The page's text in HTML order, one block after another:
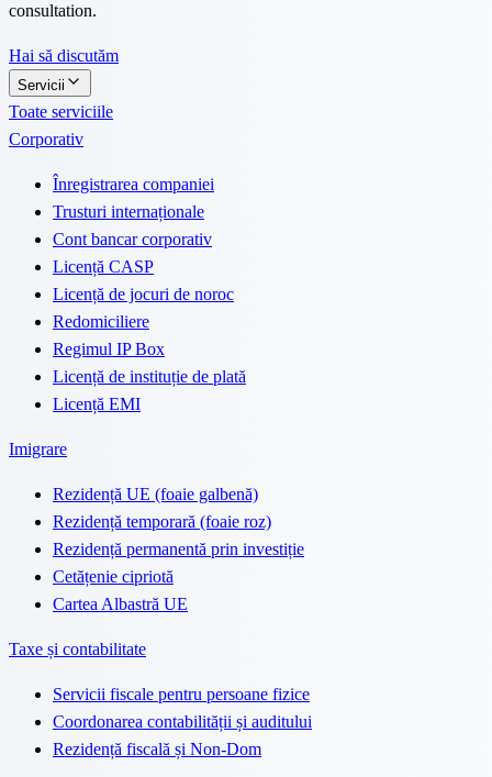
consultation.
Hai să discutăm
Servicii
Toate serviciile
Corporativ
Înregistrarea companiei
Trusturi internaționale
Cont bancar corporativ
Licență CASP
Licență de jocuri de noroc
Redomiciliere
Regimul IP Box
Licență de instituție de plată
Licență EMI
Imigrare
Rezidență UE (foaie galbenă)
Rezidență temporară (foaie roz)
Rezidență permanentă prin investiție
Cetățenie cipriotă
Cartea Albastră UE
Taxe și contabilitate
Servicii fiscale pentru persoane fizice
Coordonarea contabilității și auditului
Rezidență fiscală și Non-Dom